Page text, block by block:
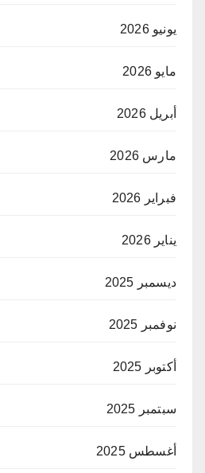
يونيو 2026
مايو 2026
أبريل 2026
مارس 2026
فبراير 2026
يناير 2026
ديسمبر 2025
نوفمبر 2025
أكتوبر 2025
سبتمبر 2025
أغسطس 2025